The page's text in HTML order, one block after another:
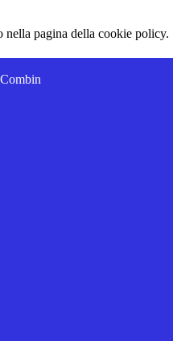
nella pagina della cookie policy.